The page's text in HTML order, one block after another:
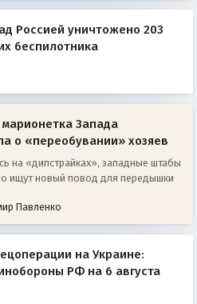
Россией уничтожено 203
беспилотника
Запада
о «переобувании» хозяев
на «дипстрайках», западные штабы
ищут новый повод для передышки
Павленко
на Украине:
РФ на 6 августа